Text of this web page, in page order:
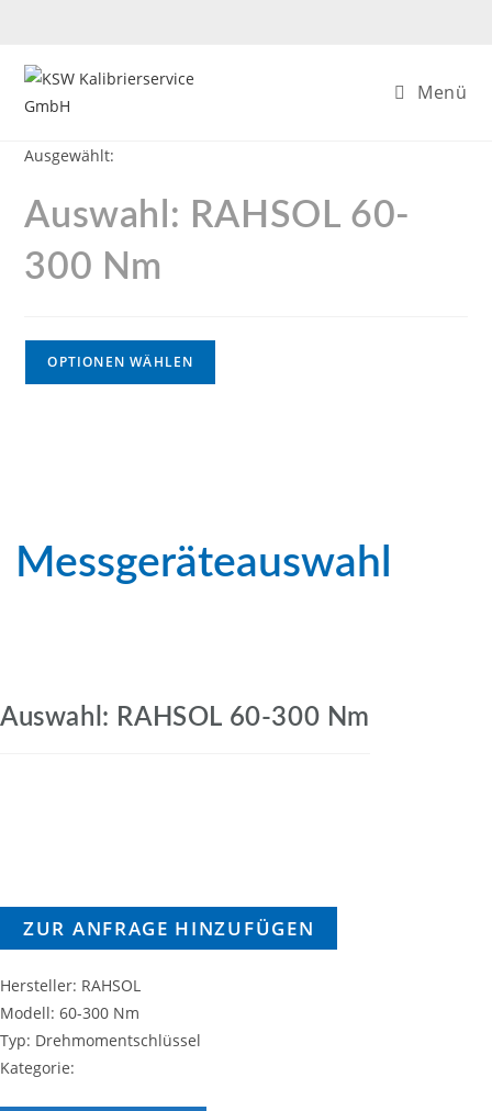
springen
Menü
Ausgewählt:
Auswahl: RAHSOL 60-
300 Nm
OPTIONEN WÄHLEN
Messgeräteauswahl
Auswahl: RAHSOL 60-300 Nm
ZUR ANFRAGE HINZUFÜGEN
Hersteller: RAHSOL
Modell: 60-300 Nm
Typ: Drehmomentschlüssel
Kategorie: